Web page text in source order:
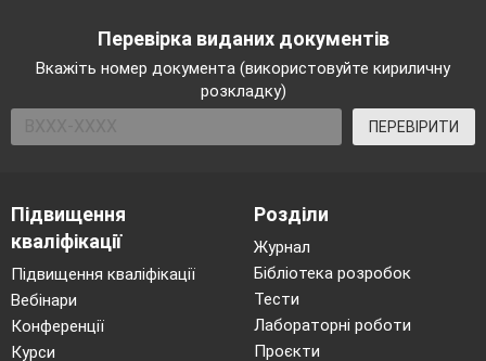
Перевірка виданих документів
Вкажіть номер документа (використовуйте кириличну
розкладку)
ПЕРЕВІРИТИ
Підвищення
кваліфікації
Підвищення кваліфікації
Вебінари
Конференції
Курси
Розділи
Журнал
Бібліотека розробок
Тести
Лабораторні роботи
Проєкти